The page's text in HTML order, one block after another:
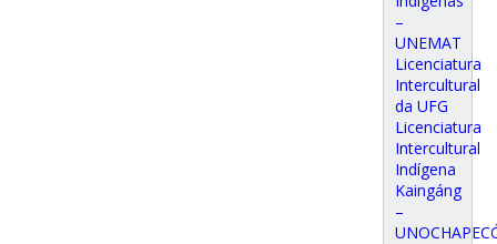
–
UNEMAT
Licenciatura
Intercultural
da UFG
Licenciatura
Intercultural
Indígena
Kaingáng
–